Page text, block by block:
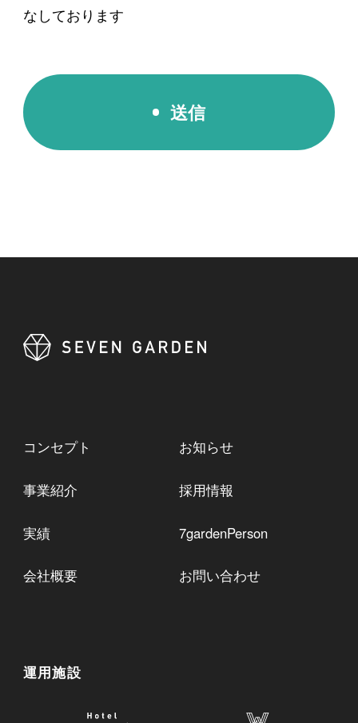
なしております
送信
コンセプト
事業紹介
実績
会社概要
お知らせ
採用情報
7gardenPerson
お問い合わせ
運用施設